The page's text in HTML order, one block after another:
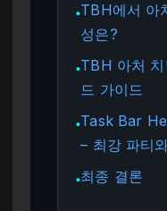
●TBH에서 아
성은?
●TBH 아처
드 가이드
●Task Bar
– 최강 파티
●최종 결론